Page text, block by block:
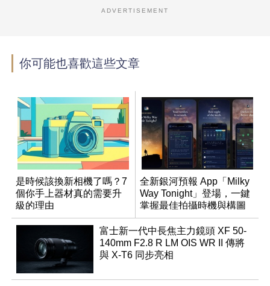
ADVERTISEMENT
你可能也喜歡這些文章
是時候該換新相機了嗎？7
個你手上器材真的需要升
級的理由
全新銀河預報 App「Milky
Way Tonight」登場，一鍵
掌握最佳拍攝時機與構圖
富士新一代中長焦主力鏡頭 XF 50-
140mm F2.8 R LM OIS WR II 傳將
與 X-T6 同步亮相